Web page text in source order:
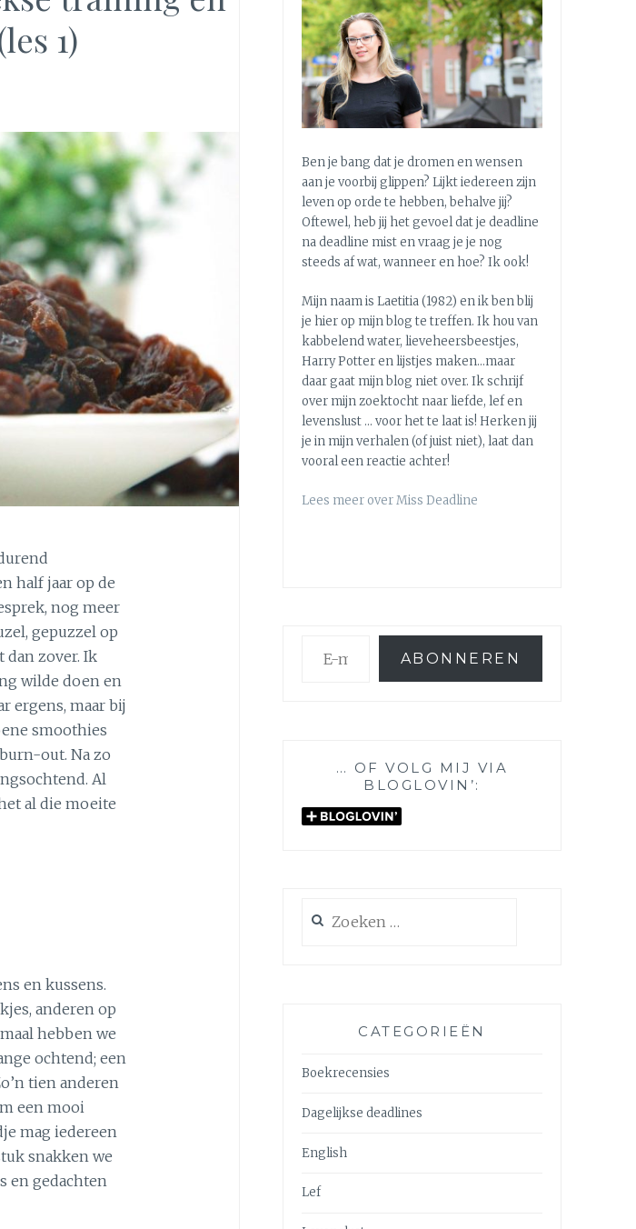
1)
half jaar op de
nog meer
gepuzzel op
zover. Ik
wilde doen en
ergens, maar bij
smoothies
out. Na zo
Al
al die moeite
en kussens.
anderen op
hebben we
ochtend; een
tien anderen
een mooi
mag iedereen
snakken we
en gedachten
Ben je bang dat je dromen en wensen
aan je voorbij glippen? Lijkt iedereen zijn
leven op orde te hebben, behalve jij?
Oftewel, heb jij het gevoel dat je deadline
na deadline mist en vraag je je nog
steeds af wat, wanneer en hoe? Ik ook!
Mijn naam is Laetitia (1982) en ik ben blij
je hier op mijn blog te treffen. Ik hou van
kabbelend water, lieveheersbeestjes,
Harry Potter en lijstjes maken…maar
daar gaat mijn blog niet over. Ik schrijf
over mijn zoektocht naar liefde, lef en
levenslust … voor het te laat is! Herken jij
je in mijn verhalen (of juist niet), laat dan
vooral een reactie achter!
Lees meer over Miss Deadline
mailadres
ABONNEREN
… OF VOLG MIJ VIA
BLOGLOVIN’:
naar:
CATEGORIEËN
Boekrecensies
Dagelijkse deadlines
English
Lef